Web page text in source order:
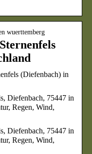
wuerttemberg
(Diefenbach) in
Diefenbach, 75447 in
Regen, Wind,
Diefenbach, 75447 in
Regen, Wind,